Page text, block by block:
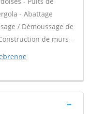
- Abattage
/ Démoussage de
de murs -